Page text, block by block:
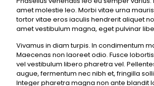
amet molestie leo. Morbi vitae urna
tortor vitae eros iaculis hendrerit aliquet
amet vestibulum magna, eget pulvinar
Vivamus in diam turpis. In condimentum
Maecenas non laoreet odio. Fusce
vel vestibulum libero pharetra vel.
augue, fermentum nec nibh et, fringilla
Integer pharetra magna non ante blandit